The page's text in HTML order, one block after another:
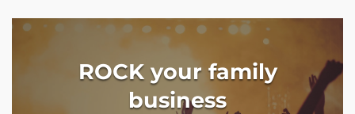
ROCK your family
business